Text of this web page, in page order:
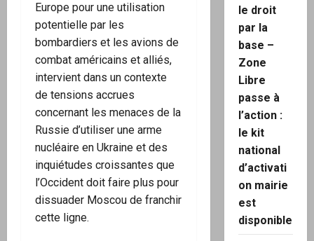
Europe pour une utilisation
potentielle par les
bombardiers et les avions de
combat américains et alliés,
intervient dans un contexte
de tensions accrues
concernant les menaces de la
Russie d’utiliser une arme
nucléaire en Ukraine et des
inquiétudes croissantes que
l’Occident doit faire plus pour
dissuader Moscou de franchir
cette ligne.
le droit
par la
base –
Zone
Libre
passe à
l’action :
le kit
national
d’activati
on mairie
est
disponible